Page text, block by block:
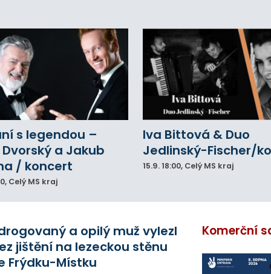
s legendou –
a Jakub
/ koncert
, Celý MS kraj
Iva Bittová & Duo
Jedlinský-Fischer/
15.9.18:00, Celý MS kraj
a opilý muž vylezl
jištění na lezeckou stěnu
Frýdku-Místku
Komerční